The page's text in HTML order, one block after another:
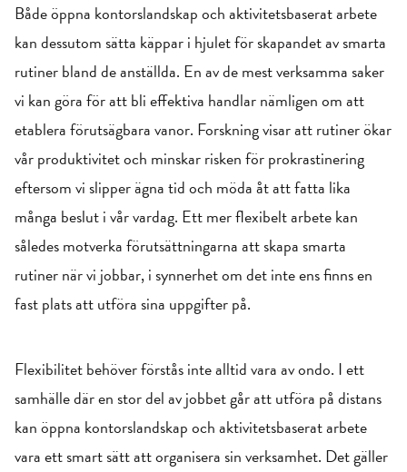
Både öppna kontorslandskap och aktivitetsbaserat arbete
kan dessutom sätta käppar i hjulet för skapandet av smarta
rutiner bland de anställda. En av de mest verksamma saker
vi kan göra för att bli effektiva handlar nämligen om att
etablera förutsägbara vanor. Forskning visar att rutiner ökar
vår produktivitet och minskar risken för prokrastinering
eftersom vi slipper ägna tid och möda åt att fatta lika
många beslut i vår vardag. Ett mer flexibelt arbete kan
således motverka förutsättningarna att skapa smarta
rutiner när vi jobbar, i synnerhet om det inte ens finns en
fast plats att utföra sina uppgifter på.
Flexibilitet behöver förstås inte alltid vara av ondo. I ett
samhälle där en stor del av jobbet går att utföra på distans
kan öppna kontorslandskap och aktivitetsbaserat arbete
vara ett smart sätt att organisera sin verksamhet. Det gäller